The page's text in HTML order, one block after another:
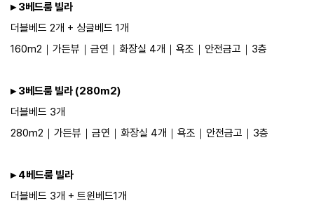
▸ 3베드룸 빌라
더블베드 2개 + 싱글베드 1개
160m2｜​가든뷰｜​​​금연｜​화장실 4개｜​욕조｜​안전금고​​​​​​｜​3층​​
▸ 3베드룸 빌라 (280m2)
더블베드 3개
280m2｜​가든뷰｜​​​금연｜​화장실 4개｜​욕조｜​안전금고​​​​​​｜​3층​​​
▸ 4베드룸 빌라
더블베드 3개 + 트윈베드1개